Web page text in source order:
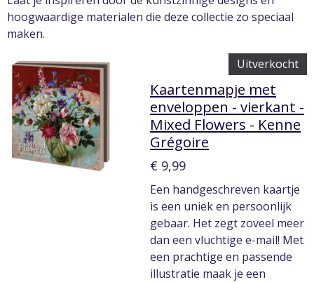
hoogwaardige materialen die deze collectie zo speciaal
maken.
Uitverkocht
Kaartenmapje met
enveloppen - vierkant -
Mixed Flowers - Kenne
Grégoire
€ 9,99
Een handgeschreven kaartje
is een uniek en persoonlijk
gebaar. Het zegt zoveel meer
dan een vluchtige e-mail! Met
een prachtige en passende
illustratie maak je een